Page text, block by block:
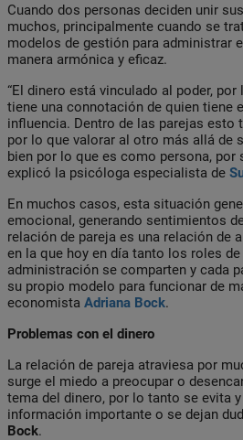
Cuando dos personas deciden unir
muchos, principalmente cuando se
modelos de gestión para administrar
manera armónica y eficaz.
“El dinero está vinculado al poder,
tiene una connotación de quien tiene
influencia. Dentro de las parejas esto
por lo que valorar al otro más allá de
bien por lo que es como persona, por
explicó la psicóloga especialista de
En muchos casos, esta situación
emocional, generando sentimientos
relación de pareja es una relación de
en la que hoy en día tanto los roles
administración se comparten y cada
su propio modelo para funcionar de
economista Adriana Bock.
Problemas con el dinero
La relación de pareja atraviesa por
surge el miedo a preocupar o
tema del dinero, por lo tanto se evita
información importante o se dejan
Bock.